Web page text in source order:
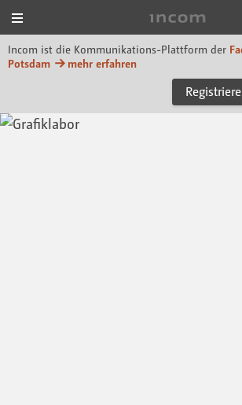
Incom ist die Kommunikations-Plattform der
Potsdam
mehr erfahren